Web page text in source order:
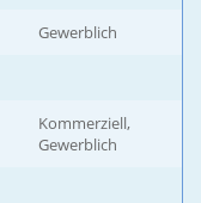
Gewerblich
Kommerziell,
Gewerblich